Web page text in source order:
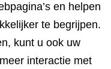
en helpen
te begrijpen.
kunt u ook uw
interactie met